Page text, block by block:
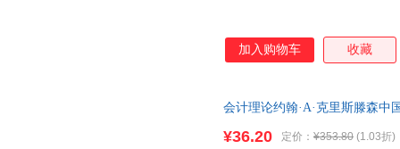
加入购物车 收藏
会计理论约翰·A·克里斯滕森中
¥36.20 定价： ¥353.80 (1.03折)